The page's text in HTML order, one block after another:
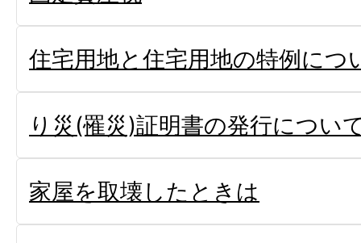
住宅用地と住宅用地の特例につ
り災(罹災)証明書の発行につい
家屋を取壊したときは